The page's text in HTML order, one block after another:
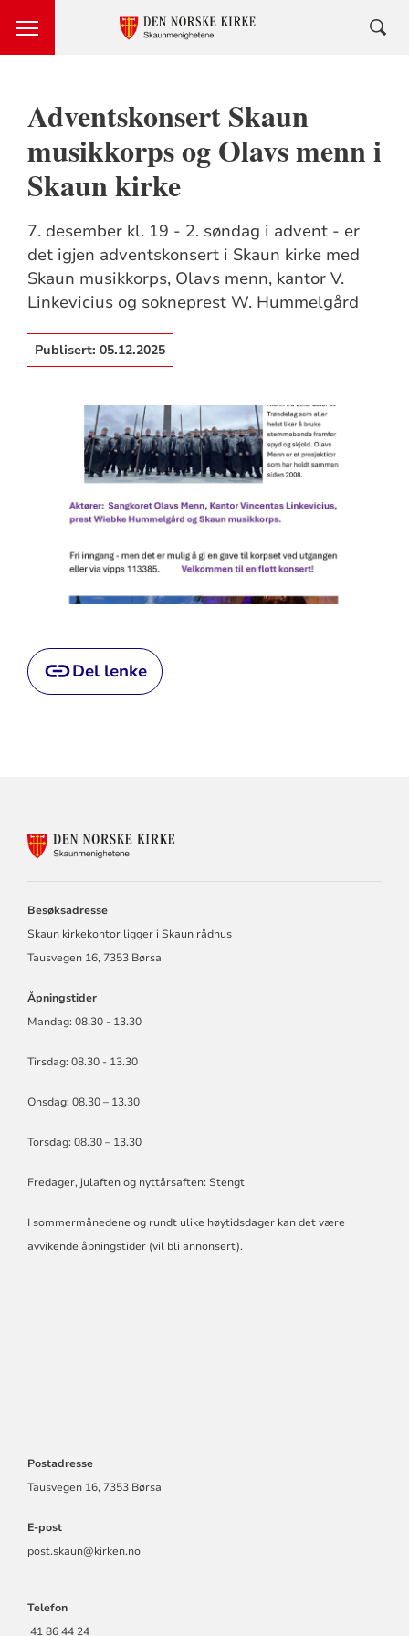
Adventskonsert Skaun
musikkorps og Olavs menn i
Skaun kirke
7. desember kl. 19 - 2. søndag i advent - er
det igjen adventskonsert i Skaun kirke med
Skaun musikkorps, Olavs menn, kantor V.
Linkevicius og sokneprest W. Hummelgård
Publisert: 05.12.2025
Del lenke
MENIGHETER
Besøksadresse
Skaun kirkekontor ligger i Skaun rådhus
Tausvegen 16, 7353 Børsa
Åpningstider
Mandag: 08.30 - 13.30
Tirsdag: 08.30 - 13.30
Onsdag: 08.30 – 13.30
Torsdag: 08.30 – 13.30
Fredager, julaften og nyttårsaften: Stengt
I sommermånedene og rundt ulike høytidsdager kan det være
avvikende åpningstider (vil bli annonsert).
Postadresse
Tausvegen 16, 7353 Børsa
E-post
post.skaun@kirken.no
Telefon
41 86 44 24